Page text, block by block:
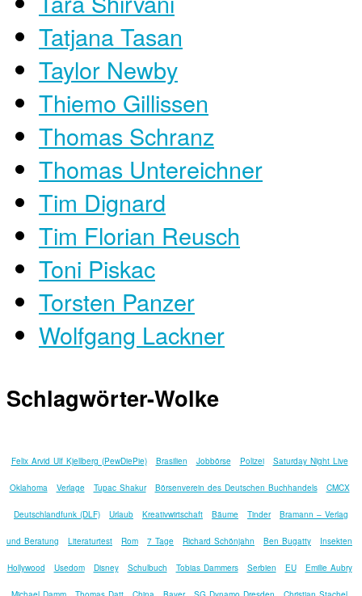
Tatjana Tasan
Taylor Newby
Thiemo Gillissen
Thomas Schranz
Thomas Untereichner
Tim Dignard
Tim Florian Reusch
Toni Piskac
Torsten Panzer
Wolfgang Lackner
Schlagwörter-Wolke
Felix Arvid Ulf Kjellberg (PewDiePie) Brasilien Jobbörse Polizei Saturday Night Live
Oklahoma Verlage Tupac Shakur Börsenverein des Deutschen Buchhandels CMCX
Deutschlandfunk (DLF) Urlaub Kreativwirtschaft Bäume Tinder Bramann – Verlag
und Beratung Literaturtest Rom 7 Tage Richard Schönjahn Ben Bugatty Insekten
Hollywood Usedom Disney Schulbuch Tobias Dammers Serbien EU Emilie Aubry